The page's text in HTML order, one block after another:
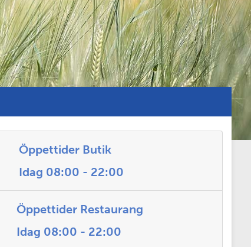
Öppettider Butik
Idag 08:00 - 22:00
Öppettider Restaurang
Idag 08:00 - 22:00